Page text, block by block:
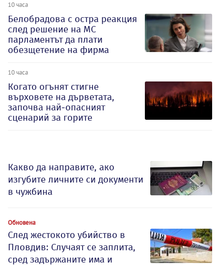
10 часа
Белобрадова с остра реакция
след решение на МС
парламентът да плати
обезщетение на фирма
10 часа
Когато огънят стигне
върховете на дърветата,
започва най-опасният
сценарий за горите
Какво да направите, ако
изгубите личните си документи
в чужбина
Обновена
След жестокото убийство в
Пловдив: Случаят се заплита,
сред задържаните има и